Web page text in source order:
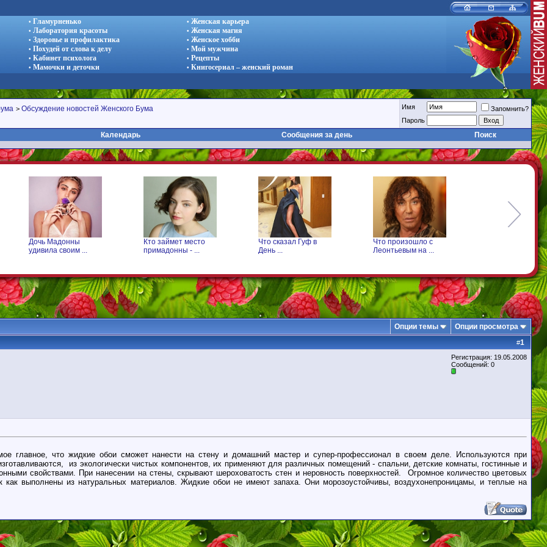
• Гламурненько
• Лаборатория красоты
• Здоровье и профилактика
• Похудей от слова к делу
• Кабинет психолога
• Мамочки и деточки
• Женская карьера
• Женская магия
• Женское хобби
• Мой мужчина
• Рецепты
• Книгосериал – женский роман
> Обсуждение новостей Женского Бума Имя
Запомнить?
Пароль
Календарь Сообщения за день Поиск
Дочь Мадонны
удивила своим ...
Кто займет место
примадонны - ...
Что сказал Гуф в
День ...
Что произошло с
Леонтьевым на ...
Опции темы Опции просмотра
#1
Регистрация: 19.05.2008
Сообщений: 0
главное, что жидкие обои сможет нанести на стену и домашний мастер и супер-профессионал в своем деле. Используются при
из экологически чистых компонентов, их применяют для различных помещений - спальни, детские комнаты, гостинные и
свойствами. При нанесении на стены, скрывают шероховатость стен и неровность поверхностей. Огромное количество цветовых
выполнены из натуральных материалов. Жидкие обои не имеют запаха. Они морозоустойчивы, воздухонепроницамы, и теплые на